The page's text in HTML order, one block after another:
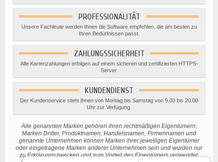
PROFESSIONALITÄT
Unsere Fachleute werden Ihnen die Software empfehlen, die am besten zu
Ihren Bedürfnissen passt.
ZAHLUNGSSICHERHEIT
Alle Kartenzahlungen erfolgen auf einem sicheren und zertifizierten HTTPS-
Server.
KUNDENDIENST
Der Kundenservice steht Ihnen von Montag bis Samstag von 9.00 bis 20.00
Uhr zur Verfügung.
Alle genannten Marken gehören ihren rechtmäßigen Eigentümern;
Marken Dritter, Produktnamen, Handelsnamen, Firmennamen und
genannte Unternehmen können Marken ihrer jeweiligen Eigentümer
oder eingetragene Marken anderer Unternehmen sein und wurden nur
zu Erklärungszwecken und zum Vorteil des Eigentümers verwendet,